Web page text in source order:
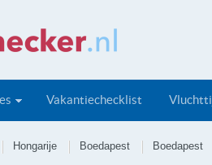
Vakantiechecklist
Hongarije Boedapest Boedapest